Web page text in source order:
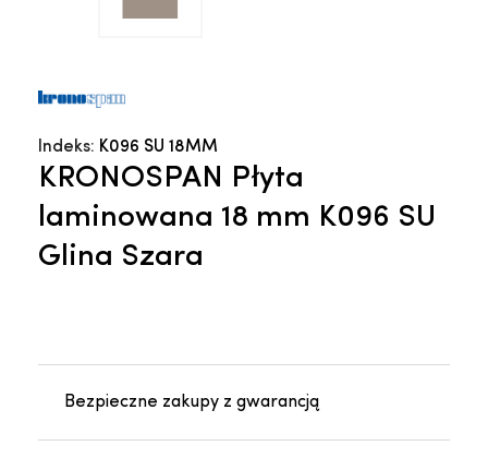
Indeks: K096 SU 18MM
KRONOSPAN Płyta
laminowana 18 mm K096 SU
Glina Szara
Bezpieczne zakupy z gwarancją